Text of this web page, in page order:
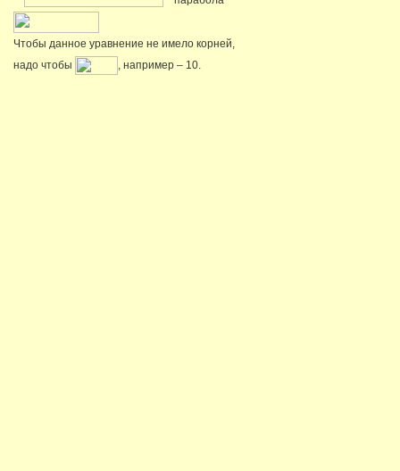
Чтобы данное уравнение не имело корней,
надо чтобы
, например – 10.